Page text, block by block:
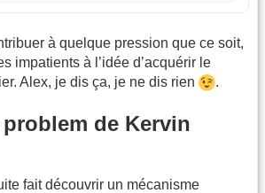
à quelque pression que ce soit,
impatients à l’idée d’acquérir le
Alex, je dis ça, je ne dis rien
.
de Kervin
fait découvrir un mécanisme